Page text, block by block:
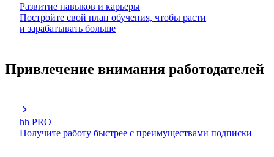
Развитие навыков и карьеры
Постройте свой план обучения, чтобы расти
и зарабатывать больше
Привлечение внимания работодателей
hh PRO
Получите работу быстрее с преимуществами подписки